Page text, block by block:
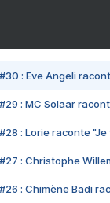
#30 : Eve Angeli
#29 : MC Solaar
#28 : Lorie raconte
#27 : Christophe
#26 : Chimène Badi